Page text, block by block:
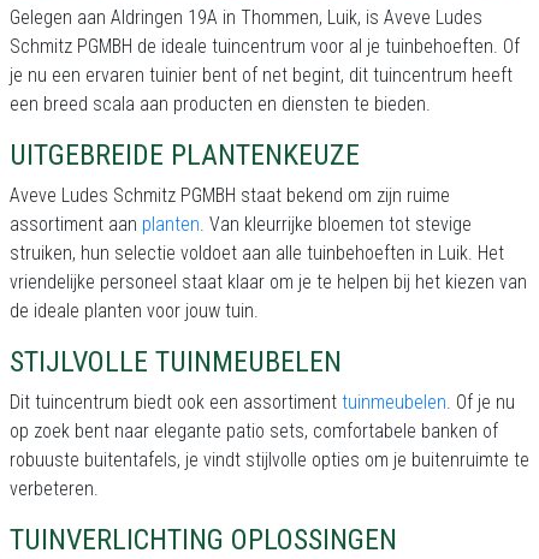
Gelegen aan Aldringen 19A in Thommen, Luik, is Aveve Ludes
Schmitz PGMBH de ideale tuincentrum voor al je tuinbehoeften. Of
je nu een ervaren tuinier bent of net begint, dit tuincentrum heeft
een breed scala aan producten en diensten te bieden.
UITGEBREIDE PLANTENKEUZE
Aveve Ludes Schmitz PGMBH staat bekend om zijn ruime
assortiment aan planten. Van kleurrijke bloemen tot stevige
struiken, hun selectie voldoet aan alle tuinbehoeften in Luik. Het
vriendelijke personeel staat klaar om je te helpen bij het kiezen van
de ideale planten voor jouw tuin.
STIJLVOLLE TUINMEUBELEN
Dit tuincentrum biedt ook een assortiment tuinmeubelen. Of je nu
op zoek bent naar elegante patio sets, comfortabele banken of
robuuste buitentafels, je vindt stijlvolle opties om je buitenruimte te
verbeteren.
TUINVERLICHTING OPLOSSINGEN